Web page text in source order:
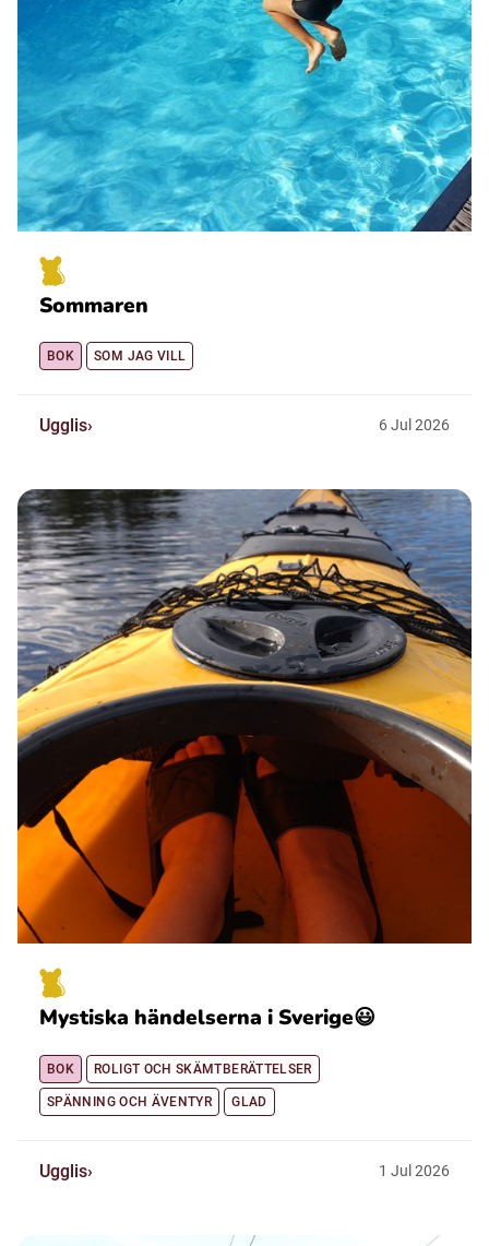
Sommaren
BOK SOM JAG VILL
Ugglis 6Jul 2026
Mystiska händelserna i Sverige😃
BOK ROLIGT OCH SKÄMTBERÄTTELSER
SPÄNNING OCH ÄVENTYR GLAD
Ugglis 1 Jul 2026